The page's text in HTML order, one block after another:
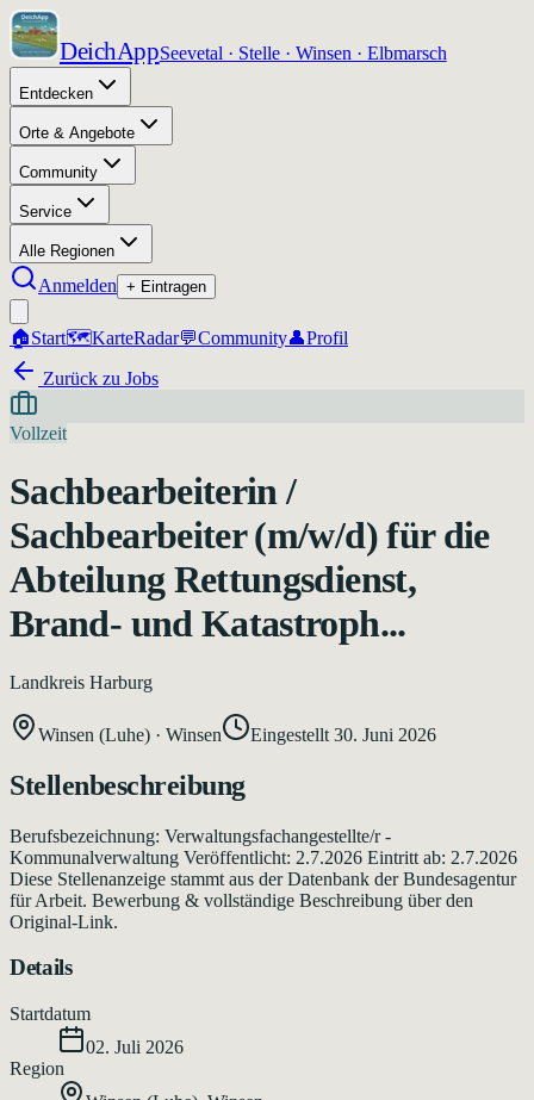
DeichAppSeevetal · Stelle · Winsen · Elbmarsch
Entdecken
Orte & Angebote
Community
Service
Alle Regionen
Anmelden + Eintragen
🏠Start🗺️KarteRadar💬Community👤Profil
Zurück zu Jobs
Vollzeit
Sachbearbeiterin /
Sachbearbeiter (m/w/d) für die
Abteilung Rettungsdienst,
Brand- und Katastroph...
Landkreis Harburg
Winsen (Luhe) · Winsen Eingestellt 30. Juni 2026
Stellenbeschreibung
Berufsbezeichnung: Verwaltungsfachangestellte/r -
Kommunalverwaltung Veröffentlicht: 2.7.2026 Eintritt ab: 2.7.2026
Diese Stellenanzeige stammt aus der Datenbank der Bundesagentur
für Arbeit. Bewerbung & vollständige Beschreibung über den
Original-Link.
Details
Startdatum
02. Juli 2026
Region